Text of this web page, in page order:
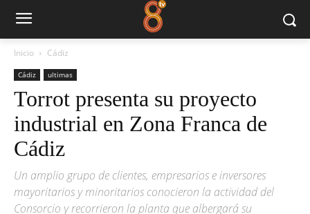
Inicio Cádiz
Cádiz ultimas
Torrot presenta su proyecto
industrial en Zona Franca de
Cádiz
Un amplio grupo de clientes, empresarios e inversores
mayoritarios y minoritarios conocieron la actividad del
Consorcio y recorrieron la planta que albergará su